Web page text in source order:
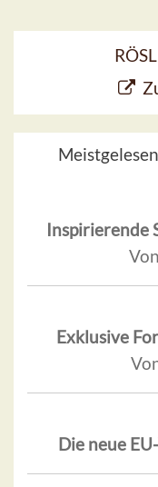
Meistgelesen
Inspirierende
Exklusive
Die neue